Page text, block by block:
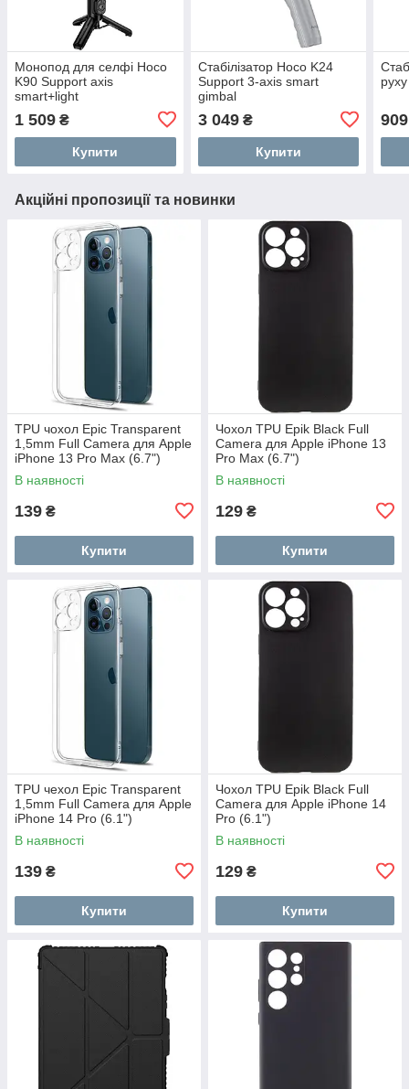
Монопод для селфі Hoco
K90 Support axis
smart+light
1 509 ₴
Купити
Стабілізатор Hoco K24
Support 3-axis smart
gimbal
3 049₴
Купити
909
Акційні пропозиції та новинки
TPU чохол Epic Transparent
1,5mm Full Camera для Apple
iPhone 13 Pro Max (6.7")
В наявності
139 ₴
Купити
Чохол TPU Epik Black Full
Camera для Apple iPhone 13
Pro Max (6.7")
В наявності
129 ₴
Купити
TPU чехол Epic Transparent
1,5mm Full Camera для Apple
iPhone 14 Pro (6.1")
В наявності
139 ₴
Купити
Чохол TPU Epik Black Full
Camera для Apple iPhone 14
Pro (6.1")
В наявності
129 ₴
Купити